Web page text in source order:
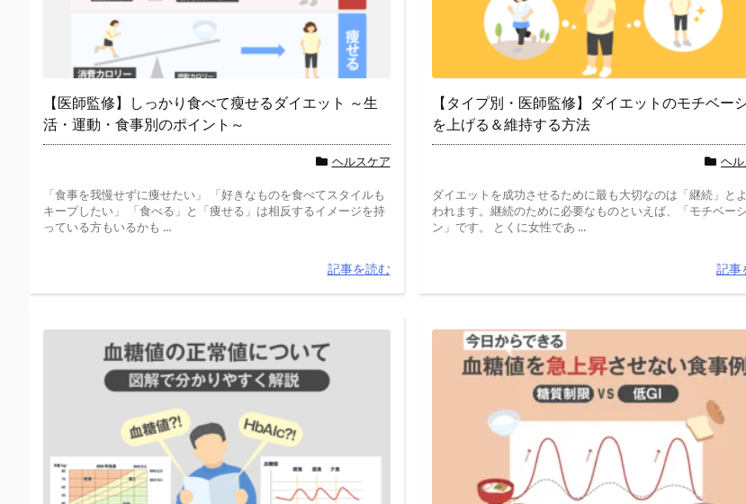
【医師監修】しっかり食べて瘦せるダイエット ～生
活・運動・食事別のポイント～
ヘルスケア
「食事を我慢せずに痩せたい」 「好きなものを食べてスタイルも
キープしたい」 「食べる」と「痩せる」は相反するイメージを持
っている方もいるかも ...
記事を読む
【タイプ別・医師監修】ダイエットのモチベー
を上げる＆維持する方法
ヘ
ダイエットを成功させるために最も大切なのは「継続」と
われます。継続のために必要なものといえば、「モチベー
ン」です。 とくに女性であ ...
記事